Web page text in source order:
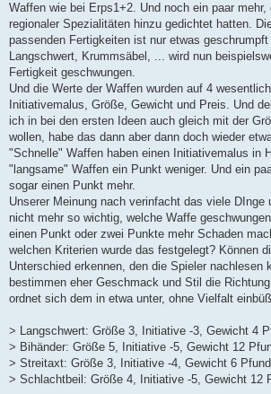
Waffen wie bei Erps1+2. Und noch ein paar mehr,
regionaler Spezialitäten hinzu gedichtet hatten.
passenden Fertigkeiten ist nur etwas
Langschwert, Krummsäbel, ... wird nun
Fertigkeit geschwungen.
Und die Werte der Waffen wurden auf 4
Initiativemalus, Größe, Gewicht und Preis. Und
ich in bei den ersten Ideen auch gleich mit der
wollen, habe das dann aber dann doch wieder
"Schnelle" Waffen haben einen Initiativemalus in
"langsame" Waffen ein Punkt weniger. Und ein
sogar einen Punkt mehr.
Unserer Meinung nach verinfacht das viele DInge
nicht mehr so wichtig, welche Waffe
einen Punkt oder zwei Punkte mehr Schaden
welchen Kriterien wurde das festgelegt? Können
Unterschied erkennen, den die Spieler nachlesen
bestimmen eher Geschmack und Stil die
ordnet sich dem in etwa unter, ohne Vielfalt
> Langschwert: Größe 3, Initiative -3, Gewicht 4
> Bihänder: Größe 5, Initiative -5, Gewicht 12
> Streitaxt: Größe 3, Initiative -4, Gewicht 6
> Schlachtbeil: Größe 4, Initiative -5, Gewicht 12